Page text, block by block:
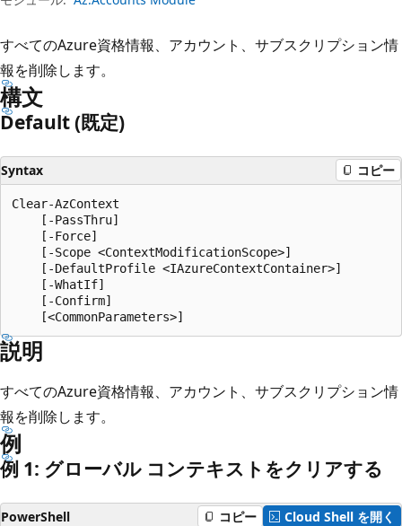
すべてのAzure資格情報、アカウント、サブスクリプション情
報を削除します。
構文
Default (既定)
Syntax コピー
Clear-AzContext
    [-PassThru]
    [-Force]
    [-Scope <ContextModificationScope>]
    [-DefaultProfile <IAzureContextContainer>]
    [-WhatIf]
    [-Confirm]
説明
すべてのAzure資格情報、アカウント、サブスクリプション情
報を削除します。
例
例 1: グローバル コンテキストをクリアする
PowerShell コピー Cloud Shell を開く